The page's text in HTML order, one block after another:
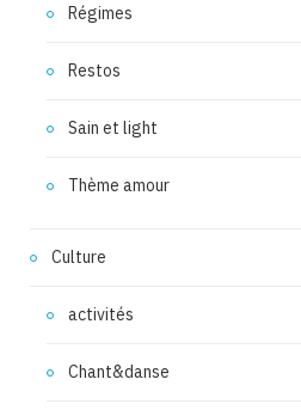
Régimes
Restos
Sain et light
Thème amour
Culture
activités
Chant&danse